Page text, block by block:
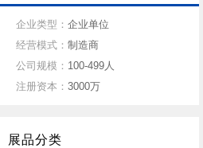
企业类型： 企业单位
经营模式： 制造商
公司规模： 100-499人
注册资本： 3000万
展品分类